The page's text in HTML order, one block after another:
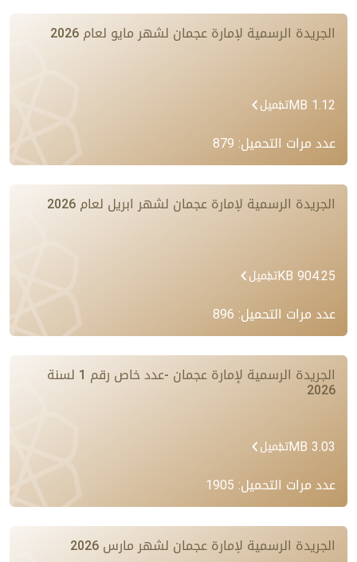
الجريدة الرسمية لإمارة عجمان لشهر مايو لعام 2026
1.12 MB تحميل
عدد مرات التحميل: 879
الجريدة الرسمية لإمارة عجمان لشهر ابريل لعام 2026
904.25 KB تحميل
عدد مرات التحميل: 896
الجريدة الرسمية لإمارة عجمان -عدد خاص رقم 1 لسنة
2026
3.03 MB تحميل
عدد مرات التحميل: 1905
الجريدة الرسمية لإمارة عجمان لشهر مارس 2026